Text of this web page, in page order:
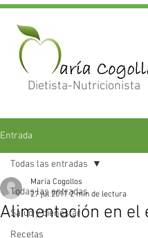
Dietista-Nutricionista
Entrada
Todas las entradas
Salud y bienestar
Recetas
Todas las entradas
Alimentación en el
María Cogollos
27 jul 2017 2 min de lectura